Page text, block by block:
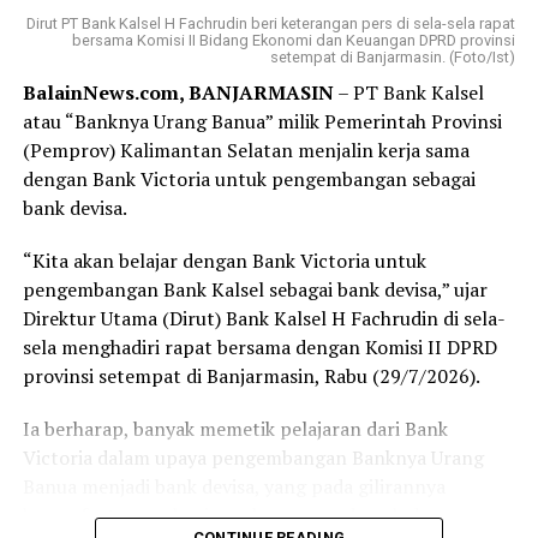
nomor antrean. Yang membuat saya terkesan, bahkan
sebelum formulir selesai saya isi, nomor antrean saya
sudah dipanggil. Proses pembukaan rekening
berlangsung cepat, tertib, dan pelayanan yang diberikan
terasa ramah serta membantu.
Bagi sebagian orang, membuka rekening mungkin
langkah awal yang penuh makna. Tabungan Haji bukan
sekadar buku tabungan, melainkan ikhtiar kecil untuk
mendekatkan diri pada impian besar, yaitu memenuhi
panggilan Allah SWT ke Tanah Suci.
yang baik serta program yang mendorong masyarakat
untuk mulai mempersiapkan ibadah haji sejak dini.
dan membawa saya menuju kesempatan menunaikan
Dirut PT Bank Kalsel H Fachrudin beri keterangan pers di sela-sela rapat
bersama Komisi II Bidang Ekonomi dan Keuangan DPRD provinsi
setempat di Banjarmasin. (Foto/Ist)
BalainNews.com, BANJARMASIN– PT Bank Kalsel
atau “Banknya Urang Banua” milik Pemerintah Provinsi
(Pemprov) Kalimantan Selatan menjalin kerja sama
dengan Bank Victoria untuk pengembangan sebagai
bank devisa.
“Kita akan belajar dengan Bank Victoria untuk
pengembangan Bank Kalsel sebagai bank devisa,” ujar
Direktur Utama (Dirut) Bank Kalsel H Fachrudin di sela-
sela menghadiri rapat bersama dengan Komisi II DPRD
provinsi setempat di Banjarmasin, Rabu (29/7/2026).
Ia berharap, banyak memetik pelajaran dari Bank
Victoria dalam upaya pengembangan Banknya Urang
kemanfaatannya bagi pembangunan daerah dan